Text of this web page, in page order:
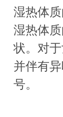
湿热体
湿热体
状。对
并伴有
号。